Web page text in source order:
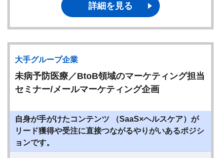
詳細を見る
大手グループ企業
未病予防医療／BtoB領域のマーケティング担当
セミナー/メールマーケティング企画
自身が手がけたコンテンツ （SaaS×ヘルスケア）が
リード獲得や受注に直接つながるやりがいあるポジシ
ョンです。